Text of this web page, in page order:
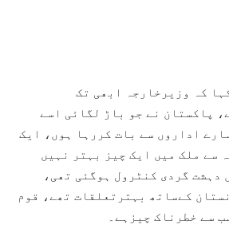
کہ وزیرخارجہ ابھی تک
پاکستان نے جو باڑ لگائی اسے
اداروں سے بات کررہا ہوں، ایک
سے ملک میں ایک چیز بہتر نہیں
دہشت گردی کنٹرول ہوگئی تھی،
کےساتھ بہترتعلقات تھے، قوم
سے خطرناک چیزہے۔